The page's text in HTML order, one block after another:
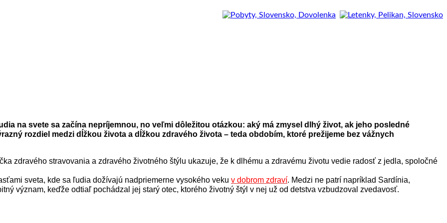
na svete sa začína nepríjemnou, no veľmi dôležitou otázkou: aký má zmysel dlhý život, ak jeho posledné
rozdiel medzi dĺžkou života a dĺžkou zdravého života – teda obdobím, ktoré prežijeme bez vážnych
zdravého stravovania a zdravého životného štýlu ukazuje, že k dlhému a zdravému životu vedie radosť z jedla, spoločné
sveta, kde sa ľudia dožívajú nadpriemerne vysokého veku v dobrom zdraví. Medzi ne patrí napríklad Sardínia,
význam, keďže odtiaľ pochádzal jej starý otec, ktorého životný štýl v nej už od detstva vzbudzoval zvedavosť.